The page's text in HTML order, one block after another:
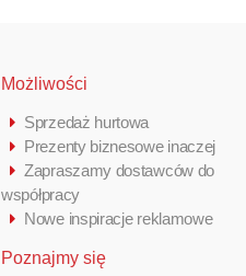
Możliwości
Sprzedaż hurtowa
Prezenty biznesowe inaczej
Zapraszamy dostawców do
współpracy
Nowe inspiracje reklamowe
Poznajmy się